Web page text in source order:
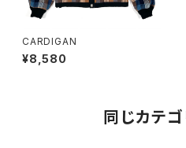
CARDIGAN
¥8,580
同じカテ